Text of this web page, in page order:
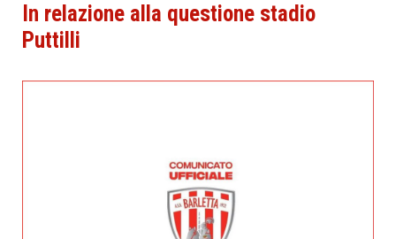
In relazione alla questione stadio
Puttilli